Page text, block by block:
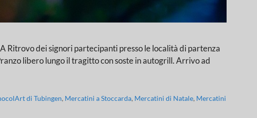
Ritrovo dei signori partecipanti presso le località di partenza
libero lungo il tragitto con soste in autogrill. Arrivo ad
di Tubingen, Mercatini a Stoccarda, Mercatini di Natale, Mercatini